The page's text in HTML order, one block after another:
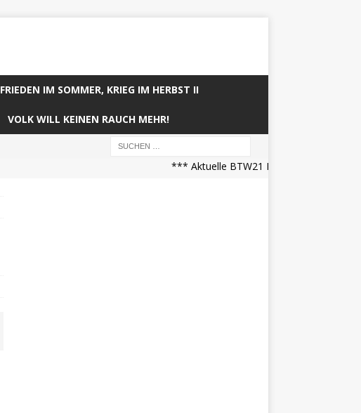
FRIEDEN IM SOMMER, KRIEG IM HERBST II
VOLK WILL KEINEN RAUCH MEHR!
*** Aktuelle BTW21 Prognose